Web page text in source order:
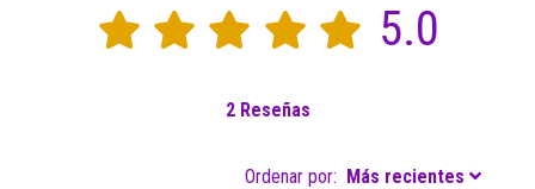
5.0
2 Reseñas
Ordenar por: Más recientes